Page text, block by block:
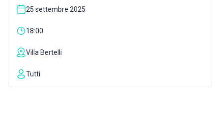
ISPIRAZIONI
WEBCAM
25 settembre 2025
18:00
Villa Bertelli
Tutti